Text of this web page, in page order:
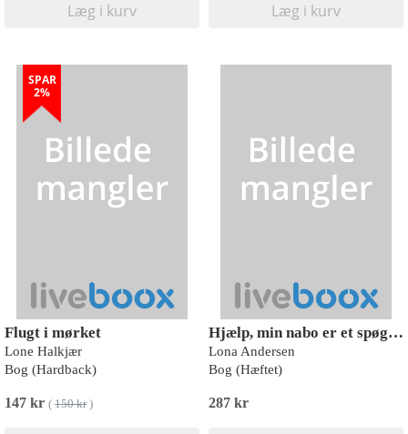
Læg i kurv Læg i kurv
SPAR
2%
Flugt i mørket
Lone Halkjær
Bog (Hardback)
147 kr ( 150 kr)
Hjælp, min nabo er et spøgelse!
Lona Andersen
Bog (Hæftet)
287 kr